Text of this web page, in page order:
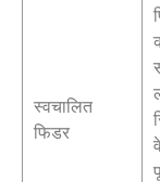
स्वचालित
फिडर